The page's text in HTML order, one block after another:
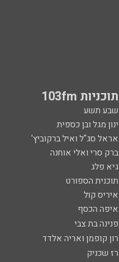
תוכניות 103fm
שבע תשע
ינון מגל ובן כספית
אראל סג"ל ואיל ברקוביץ'
ברק סרי ואלי אוחנה
גיא פלג
תוכנית הספורט
איריס קול
איפה הכסף
פנינה בת צבי
רון קופמן ואריה אלדד
רז שכניק